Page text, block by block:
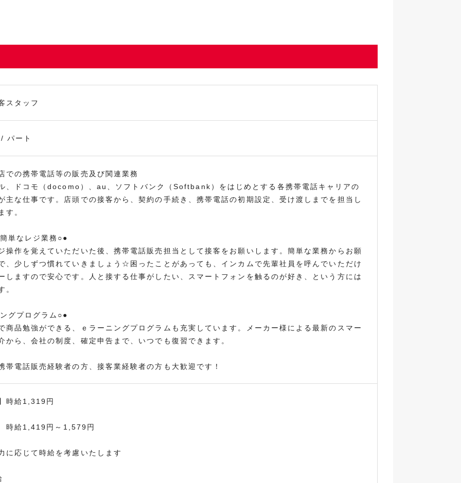
スタッフ
パート
での携帯電話等の販売及び関連業務
、ドコモ（docomo）、au、ソフトバンク（Softbank）をはじめとする各携帯電話キャリアの
主な仕事です。店頭での接客から、契約の手続き、携帯電話の初期設定、受け渡しまでを担当し
す。
単なレジ業務○●
操作を覚えていただいた後、携帯電話販売担当として接客をお願いします。簡単な業務からお願
、少しずつ慣れていきましょう☆困ったことがあっても、インカムで先輩社員を呼んでいただけ
しますので安心です。人と接する仕事がしたい、スマートフォンを触るのが好き、という方には
。
グプログラム○●
商品勉強ができる、ｅラーニングプログラムも充実しています。メーカー様による最新のスマー
から、会社の制度、確定申告まで、いつでも復習できます。
帯電話販売経験者の方、接客業経験者の方も大歓迎です！
時給1,319円
時給1,419円～1,579円
に応じて時給を考慮いたします